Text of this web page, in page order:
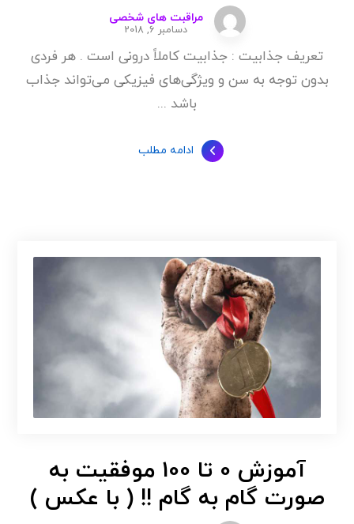
مراقبت های شخصی
دسامبر 6, 2018
تعریف جذابیت : جذابیت کاملاً درونی است . هر فردی
بدون توجه به سن و ویژگی‌های فیزیکی می‌تواند جذاب
باشد ...
ادامه مطلب
آموزش 0 تا 100 موفقیت به
صورت گام به گام !! ( با عکس )